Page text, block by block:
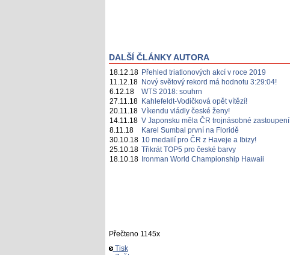
DALŠÍ ČLÁNKY AUTORA
18.12.18 Přehled triatlonových akcí v roce 2019
11.12.18
Nový světový rekord má hodnotu 3:29:04!
6.12.18
WTS 2018: souhrn
27.11.18
Kahlefeldt-Vodičková opět vítězí!
20.11.18 Víkendu vládly české ženy!
14.11.18 V Japonsku měla ČR trojnásobné zastoupení
8.11.18
Karel Sumbal první na Floridě
30.10.18 10 medailí pro ČR z Haveje a Ibizy!
25.10.18 Třikrát TOP5 pro české barvy
18.10.18
Ironman World Championship Hawaii
Přečteno 1145x
Tisk